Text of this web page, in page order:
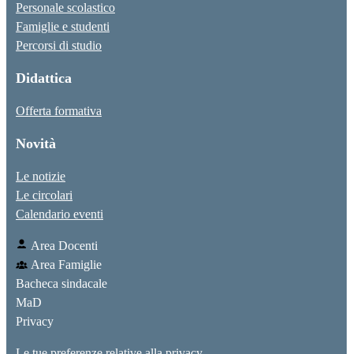
Personale scolastico
Famiglie e studenti
Percorsi di studio
Didattica
Offerta formativa
Novità
Le notizie
Le circolari
Calendario eventi
Area Docenti
Area Famiglie
Bacheca sindacale
MaD
Privacy